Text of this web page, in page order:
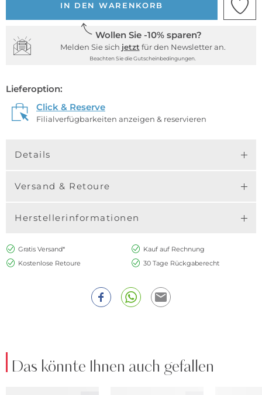
IN DEN WARENKORB
Wollen Sie -10% sparen?
Melden Sie sich jetzt für den Newsletter an.
Beachten Sie die Gutscheinbedingungen.
Lieferoption:
Click & Reserve
Filialverfügbarkeiten anzeigen & reservieren
Details
Versand & Retoure
Herstellerinformationen
Gratis Versand*
Kauf auf Rechnung
Kostenlose Retoure
30 Tage Rückgaberecht
Das könnte Ihnen auch gefallen